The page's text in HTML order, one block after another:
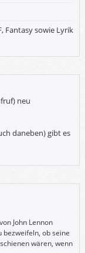
Fantasy sowie Lyrik
neu
daneben) gibt es
John Lennon
bezweifeln, ob seine
wären, wenn